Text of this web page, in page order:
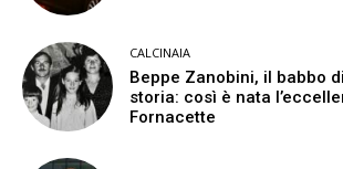
CALCINAIA
Beppe Zanobini, il babbo
storia: così è nata
Fornacette